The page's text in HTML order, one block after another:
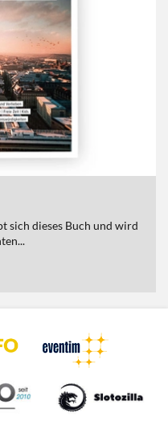
sich dieses Buch und wird